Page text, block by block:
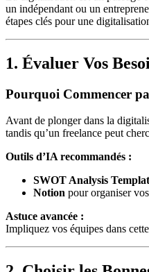
un indépendant ou un
étapes clés pour une
1. Évaluer Vos
Pourquoi Commencer
Avant de plonger dans la
tandis qu’un freelance peut
Outils d’IA recommandés :
SWOT Analysis
Notion pour organiser
Astuce avancée :
Impliquez vos équipes dans